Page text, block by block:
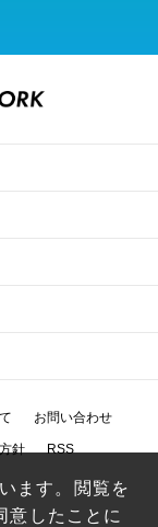
お問い合わせ
針 RSS
ます。閲覧を
意したことに